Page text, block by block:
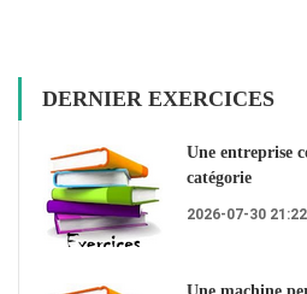
DERNIER EXERCICES
Une entreprise
catégorie
2026-07-30